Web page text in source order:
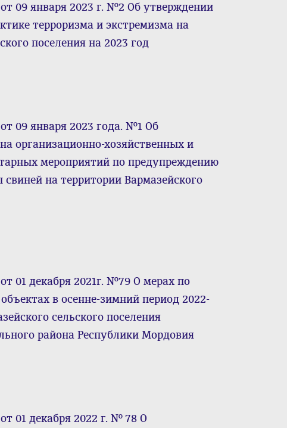
09 января 2023 г. №2 Об утверждении
терроризма и экстремизма на
поселения на 2023 год
09 января 2023 года. №1 Об
организационно-хозяйственных и
мероприятий по предупреждению
на территории Вармазейского
01 декабря 2021г. №79 О мерах по
в осенне-зимний период 2022-
сельского поселения
района Республики Мордовия
01 декабря 2022 г. № 78 О